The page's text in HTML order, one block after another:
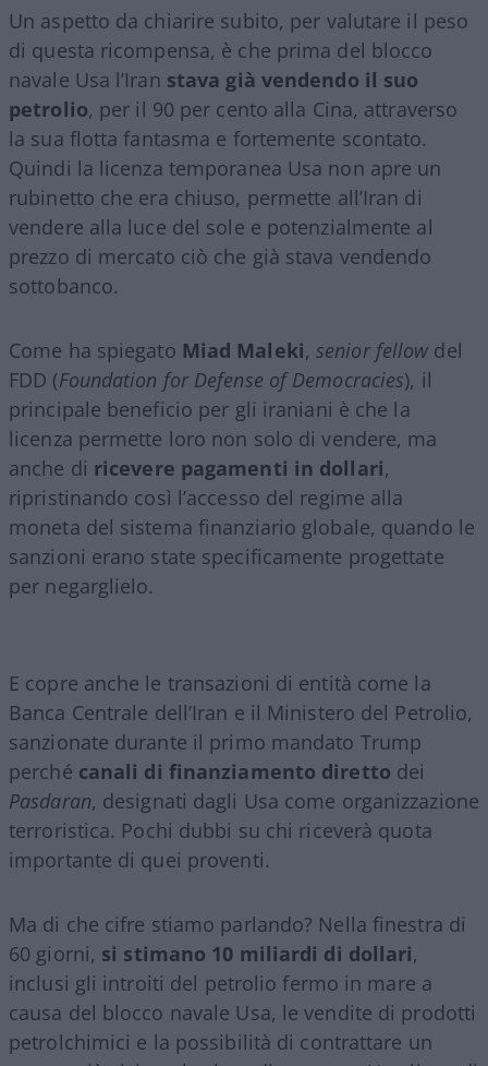
Un aspetto da chiarire subito, per valutare il peso
di questa ricompensa, è che prima del blocco
navale Usa l’Iran stava già vendendo il suo
petrolio, per il 90 per cento alla Cina, attraverso
la sua flotta fantasma e fortemente scontato.
Quindi la licenza temporanea Usa non apre un
rubinetto che era chiuso, permette all’Iran di
vendere alla luce del sole e potenzialmente al
prezzo di mercato ciò che già stava vendendo
sottobanco.
Come ha spiegato Miad Maleki,senior fellow del
FDD (Foundation for Defense of Democracies), il
principale beneficio per gli iraniani è che la
licenza permette loro non solo di vendere, ma
anche di ricevere pagamenti in dollari,
ripristinando così l’accesso del regime alla
moneta del sistema finanziario globale, quando le
sanzioni erano state specificamente progettate
per negarglielo.
E copre anche le transazioni di entità come la
Banca Centrale dell’Iran e il Ministero del Petrolio,
sanzionate durante il primo mandato Trump
perché canali di finanziamento diretto dei
Pasdaran, designati dagli Usa come organizzazione
terroristica. Pochi dubbi su chi riceverà quota
importante di quei proventi.
Ma di che cifre stiamo parlando? Nella finestra di
60 giorni, si stimano 10 miliardi di dollari,
inclusi gli introiti del petrolio fermo in mare a
causa del blocco navale Usa, le vendite di prodotti
petrolchimici e la possibilità di contrattare un